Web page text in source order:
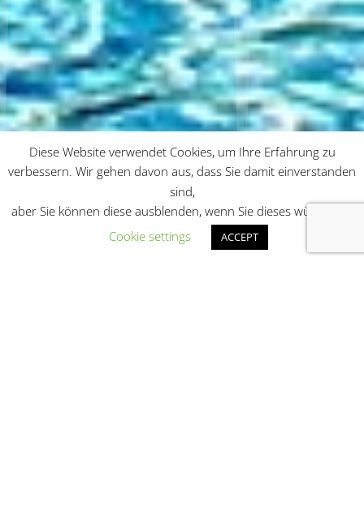
Diese Website verwendet Cookies, um Ihre Erfahrung zu
verbessern. Wir gehen davon aus, dass Sie damit einverstanden
sind,
aber Sie können diese ausblenden, wenn Sie dieses wünschen.
Cookie settings
ACCEPT